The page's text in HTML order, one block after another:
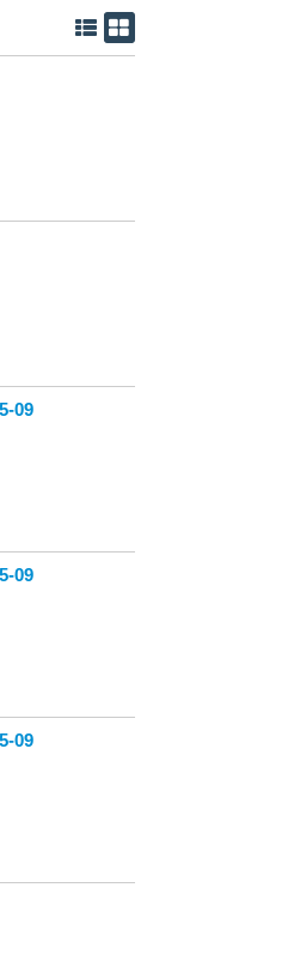
09
09
09